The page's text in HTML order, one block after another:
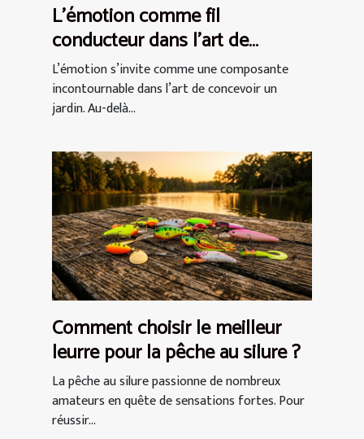
L’émotion comme fil
conducteur dans l’art de
concevoir un jardin
L’émotion s’invite comme une composante
incontournable dans l’art de concevoir un
jardin. Au-delà...
Comment choisir le meilleur
leurre pour la pêche au silure ?
La pêche au silure passionne de nombreux
amateurs en quête de sensations fortes. Pour
réussir...